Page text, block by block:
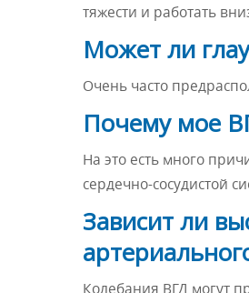
тяжести и работать
Может ли
Очень часто
Почему мое
На это есть много
сердечно-сосудистой
Зависит ли
Колебания ВГД могут